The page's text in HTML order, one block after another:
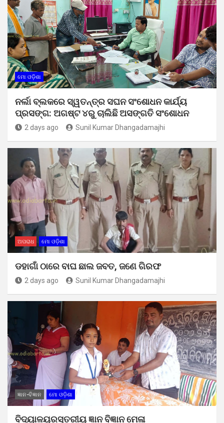
ମୋ ଓଡ଼ିଶା
ନର୍ଲା ବ୍ଲକରେ ସ୍ୱତନ୍ତ୍ର ସଘନ ସଂଶୋଧନ କାର୍ଯ୍ୟ
ପ୍ରସଙ୍ଗ: ଅଗଷ୍ଟ ୪ରୁ ଚାଲିଛି ଅସଙ୍ଗତି ସଂଶୋଧନ
2 days ago Sunil Kumar Dhangadamajhi
ଅପରାଧ ମୋ ଓଡ଼ିଶା
ଡହାଗାଁ ଠାରେ ବାଘ ଛାଲ ଜବତ, ଜଣେ ଗିରଫ
2 days ago Sunil Kumar Dhangadamajhi
ଜ୍ଞାନ-ବିଜ୍ଞାନ ମୋ ଓଡ଼ିଶା
ବିଦ୍ୟାଳୟରସ୍ତରୀୟ ଜ୍ଞାନ ବିଜ୍ଞାନ ମେଳା